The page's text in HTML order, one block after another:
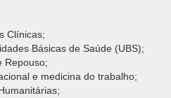
Clínicas;
Básicas de Saúde (UBS);
Repouso;
e medicina do trabalho;